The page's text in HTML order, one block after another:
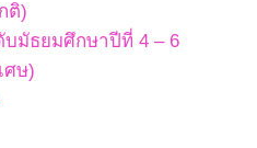
ติ)
บมัธยมศึกษาปีที่ 4 – 6
ศษ)